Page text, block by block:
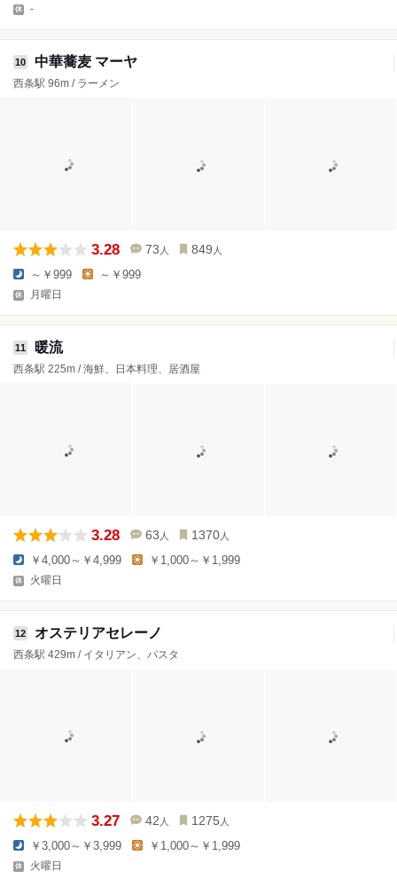
-
10 中華蕎麦 マーヤ
西条駅 96m / ラーメン
3.28 73 人 849 人
～￥999 ～￥999
月曜日
11 暖流
西条駅 225m / 海鮮、日本料理、居酒屋
3.28 63 人 1370 人
￥4,000～￥4,999 ￥1,000～￥1,999
火曜日
12 オステリアセレーノ
西条駅 429m / イタリアン、パスタ
3.27 42 人 1275 人
￥3,000～￥3,999 ￥1,000～￥1,999
火曜日